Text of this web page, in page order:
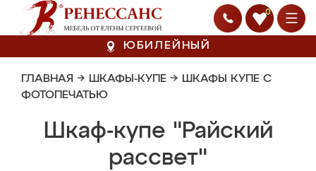
0
ЮБИЛЕЙНЫЙ
ГЛАВНАЯ → ШКАФЫ-КУПЕ → ШКАФЫ КУПЕ С
ФОТОПЕЧАТЬЮ
Шкаф-купе "Райский
рассвет"